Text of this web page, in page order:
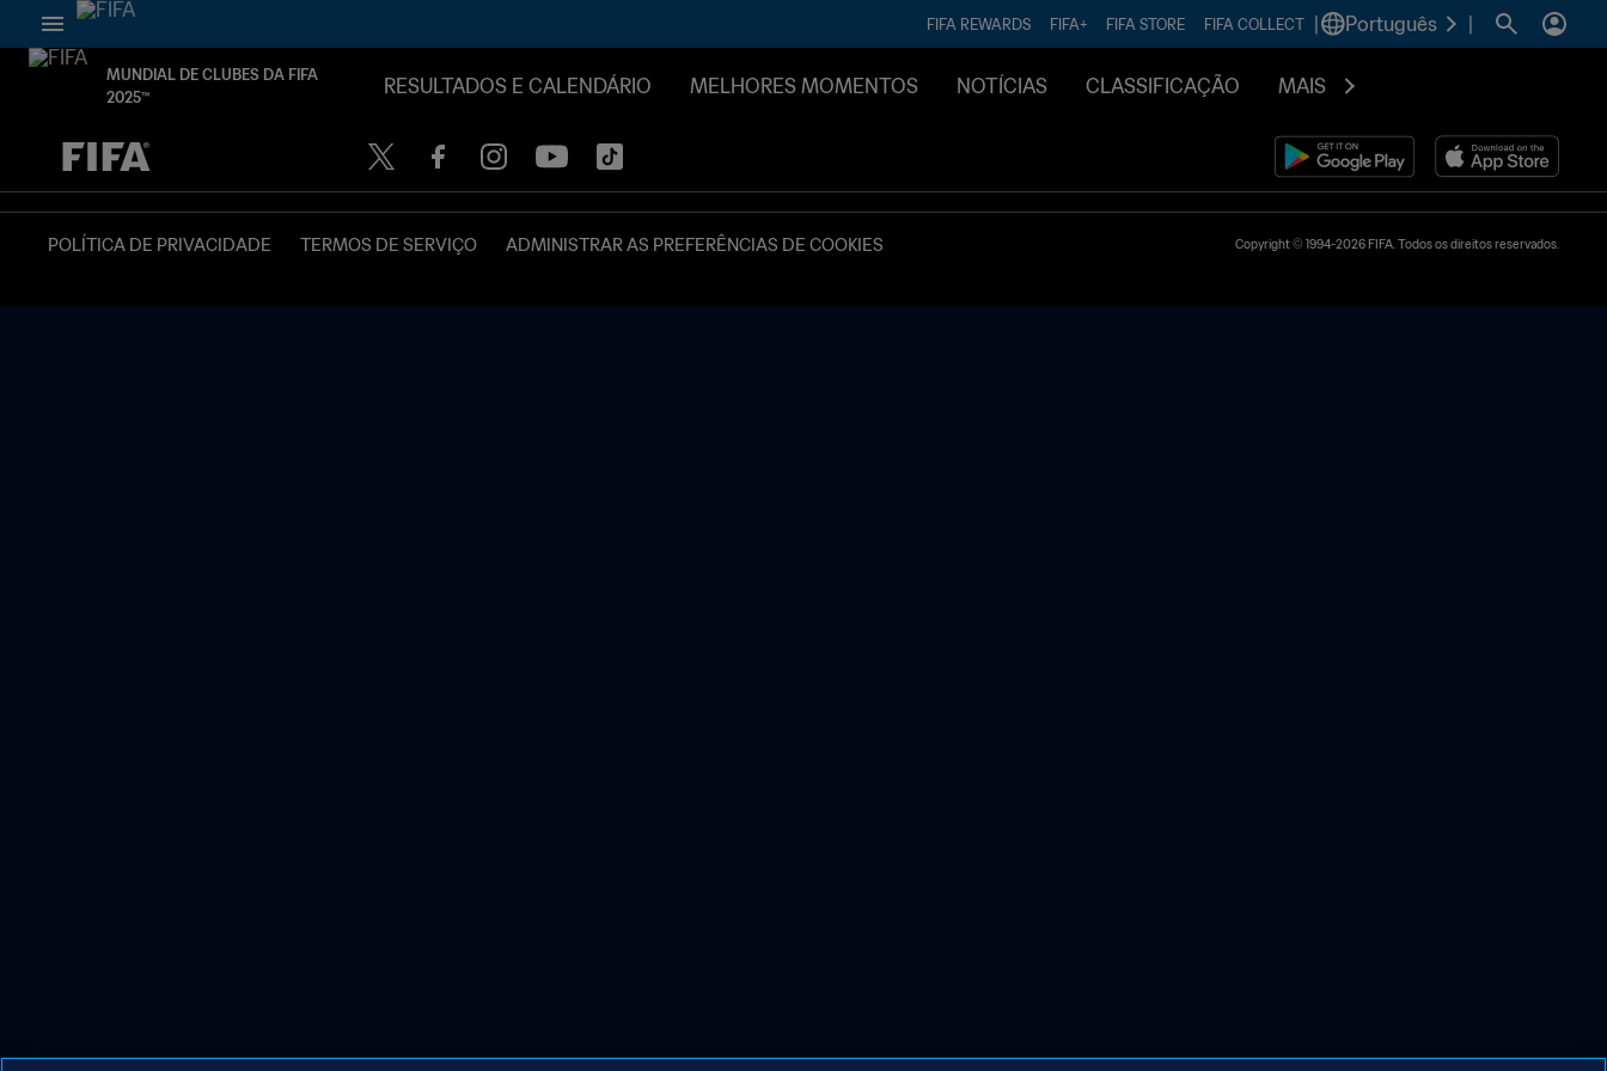
FIFA REWARDS FIFA+ FIFA STORE FIFA COLLECT Português
MUNDIAL DE CLUBES DA FIFA
2025™
RESULTADOS E CALENDÁRIO MELHORES MOMENTOS NOTÍCIAS CLASSIFICAÇÃO MAIS
TBD x TBD
POLÍTICA DE PRIVACIDADE TERMOS DE SERVIÇO ADMINISTRAR AS PREFERÊNCIAS DE COOKIES Copyright © 1994-2026 FIFA. Todos os direitos reservados.